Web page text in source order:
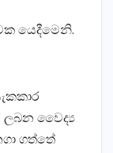
යෙදීමෙනි.
ලබන වෛද්‍ය
ගත්තේ